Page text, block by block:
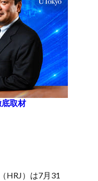
取材
HRJ）は7月31